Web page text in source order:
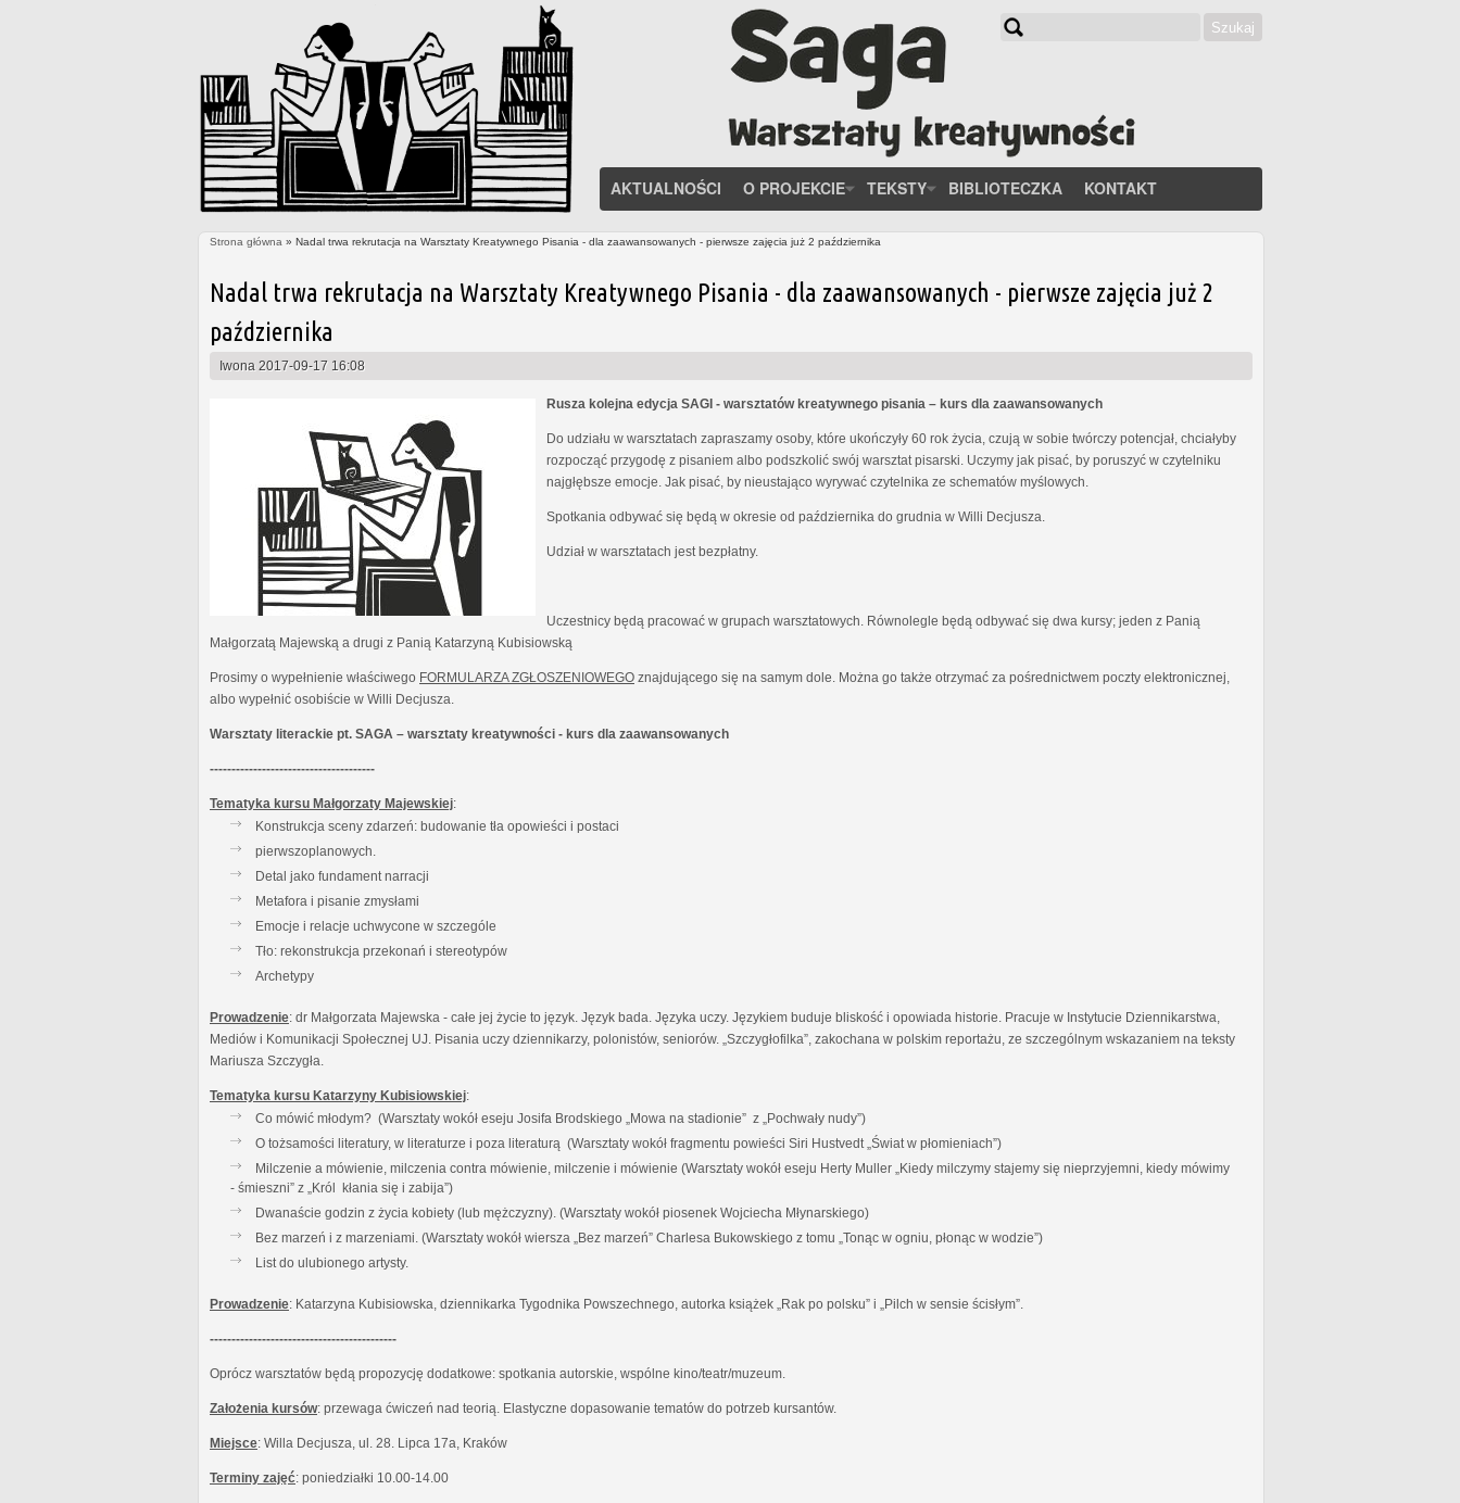
Szukaj
AKTUALNOŚCI O PROJEKCIE TEKSTY BIBLIOTECZKA KONTAKT
Strona główna » Nadal trwa rekrutacja na Warsztaty Kreatywnego Pisania - dla zaawansowanych - pierwsze zajęcia już 2 października
Nadal trwa rekrutacja na Warsztaty Kreatywnego Pisania - dla zaawansowanych - pierwsze zajęcia już 2
października
Iwona 2017-09-17 16:08
Rusza kolejna edycja SAGI - warsztatów kreatywnego pisania – kurs dla zaawansowanych
Do udziału w warsztatach zapraszamy osoby, które ukończyły 60 rok życia, czują w sobie twórczy potencjał, chciałyby
rozpocząć przygodę z pisaniem albo podszkolić swój warsztat pisarski. Uczymy jak pisać, by poruszyć w czytelniku
najgłębsze emocje. Jak pisać, by nieustająco wyrywać czytelnika ze schematów myślowych.
Spotkania odbywać się będą w okresie od października do grudnia w Willi Decjusza.
Udział w warsztatach jest bezpłatny.
Uczestnicy będą pracować w grupach warsztatowych. Równolegle będą odbywać się dwa kursy; jeden z Panią
Małgorzatą Majewską a drugi z Panią Katarzyną Kubisiowską
Prosimy o wypełnienie właściwego FORMULARZA ZGŁOSZENIOWEGO znajdującego się na samym dole. Można go także otrzymać za pośrednictwem poczty elektronicznej,
albo wypełnić osobiście w Willi Decjusza.
Warsztaty literackie pt. SAGA – warsztaty kreatywności - kurs dla zaawansowanych
--------------------------------------
Tematyka kursu Małgorzaty Majewskiej:
Konstrukcja sceny zdarzeń: budowanie tła opowieści i postaci
pierwszoplanowych.
Detal jako fundament narracji
Metafora i pisanie zmysłami
Emocje i relacje uchwycone w szczególe
Tło: rekonstrukcja przekonań i stereotypów
Archetypy
Prowadzenie: dr Małgorzata Majewska - całe jej życie to język. Język bada. Języka uczy. Językiem buduje bliskość i opowiada historie. Pracuje w Instytucie Dziennikarstwa,
Mediów i Komunikacji Społecznej UJ. Pisania uczy dziennikarzy, polonistów, seniorów. „Szczygłofilka”, zakochana w polskim reportażu, ze szczególnym wskazaniem na teksty
Mariusza Szczygła.
Tematyka kursu Katarzyny Kubisiowskiej:
Co mówić młodym? (Warsztaty wokół eseju Josifa Brodskiego „Mowa na stadionie” z „Pochwały nudy”)
O tożsamości literatury, w literaturze i poza literaturą (Warsztaty wokół fragmentu powieści Siri Hustvedt „Świat w płomieniach”)
Milczenie a mówienie, milczenia contra mówienie, milczenie i mówienie (Warsztaty wokół eseju Herty Muller „Kiedy milczymy stajemy się nieprzyjemni, kiedy mówimy
- śmieszni” z „Król kłania się i zabija”)
Dwanaście godzin z życia kobiety (lub mężczyzny). (Warsztaty wokół piosenek Wojciecha Młynarskiego)
Bez marzeń i z marzeniami. (Warsztaty wokół wiersza „Bez marzeń” Charlesa Bukowskiego z tomu „Tonąc w ogniu, płonąc w wodzie”)
List do ulubionego artysty.
Prowadzenie: Katarzyna Kubisiowska, dziennikarka Tygodnika Powszechnego, autorka książek „Rak po polsku” i „Pilch w sensie ścisłym”.
-------------------------------------------
Oprócz warsztatów będą propozycję dodatkowe: spotkania autorskie, wspólne kino/teatr/muzeum.
Założenia kursów: przewaga ćwiczeń nad teorią. Elastyczne dopasowanie tematów do potrzeb kursantów.
Miejsce: Willa Decjusza, ul. 28. Lipca 17a, Kraków
Terminy zajęć: poniedziałki 10.00-14.00